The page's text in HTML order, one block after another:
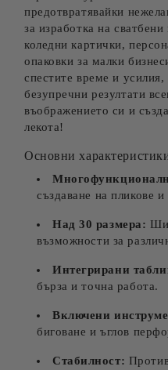
предотвратявайки
за изработка на
коледни картички,
опаковки за малки
спестите време и усилия,
безупречни резултати
въображението си и
лекота!
Основни
създаване на пликове и
Над 30 размера:
възможности за
Интегрирани
бърза и точна работа.
Включени
биговане и ъглов
Стабилност: